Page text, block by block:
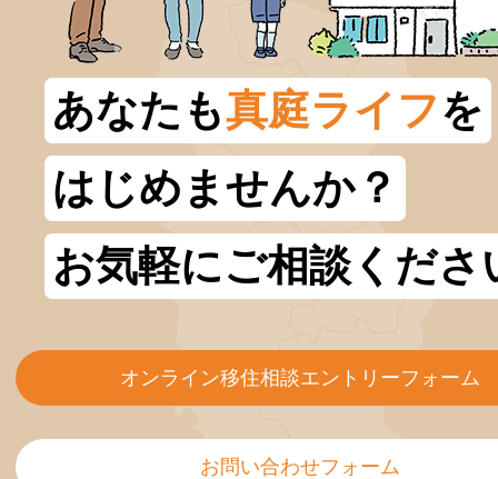
あなたも真庭ライフを
はじめませんか？
お気軽にご相談くださ
オンライン移住相談エントリーフォーム
お問い合わせフォーム